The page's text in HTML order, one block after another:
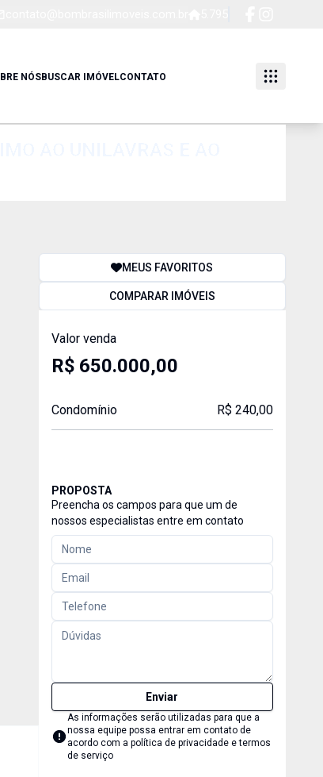
NÓSBUSCAR IMÓVELCONTATO
MEUS FAVORITOS
COMPARAR IMÓVEIS
Valor venda
R$ 650.000,00
Condomínio R$ 240,00
PROPOSTA
Preencha os campos para que um de
nossos especialistas entre em contato
Enviar
As informações serão utilizadas para que a
nossa equipe possa entrar em contato de
acordo com a política de privacidade e termos
de serviço